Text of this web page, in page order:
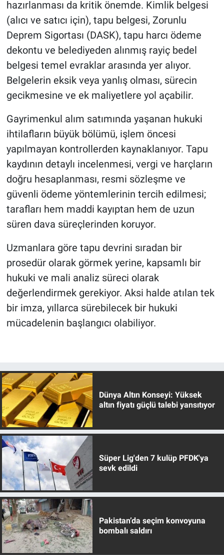
hazırlanması da kritik önemde. Kimlik belgesi
(alıcı ve satıcı için), tapu belgesi, Zorunlu
Deprem Sigortası (DASK), tapu harcı ödeme
dekontu ve belediyeden alınmış rayiç bedel
belgesi temel evraklar arasında yer alıyor.
Belgelerin eksik veya yanlış olması, sürecin
gecikmesine ve ek maliyetlere yol açabilir.
Gayrimenkul alım satımında yaşanan hukuki
ihtilafların büyük bölümü, işlem öncesi
yapılmayan kontrollerden kaynaklanıyor. Tapu
kaydının detaylı incelenmesi, vergi ve harçların
doğru hesaplanması, resmi sözleşme ve
güvenli ödeme yöntemlerinin tercih edilmesi;
tarafları hem maddi kayıptan hem de uzun
süren dava süreçlerinden koruyor.
Uzmanlara göre tapu devrini sıradan bir
prosedür olarak görmek yerine, kapsamlı bir
hukuki ve mali analiz süreci olarak
değerlendirmek gerekiyor. Aksi halde atılan tek
bir imza, yıllarca sürebilecek bir hukuki
mücadelenin başlangıcı olabiliyor.
Dünya Altın Konseyi: Yüksek
altın fiyatı güçlü talebi yansıtıyor
Süper Lig'den 7 kulüp PFDK'ya
sevk edildi
Pakistan’da seçim konvoyuna
bombalı saldırı